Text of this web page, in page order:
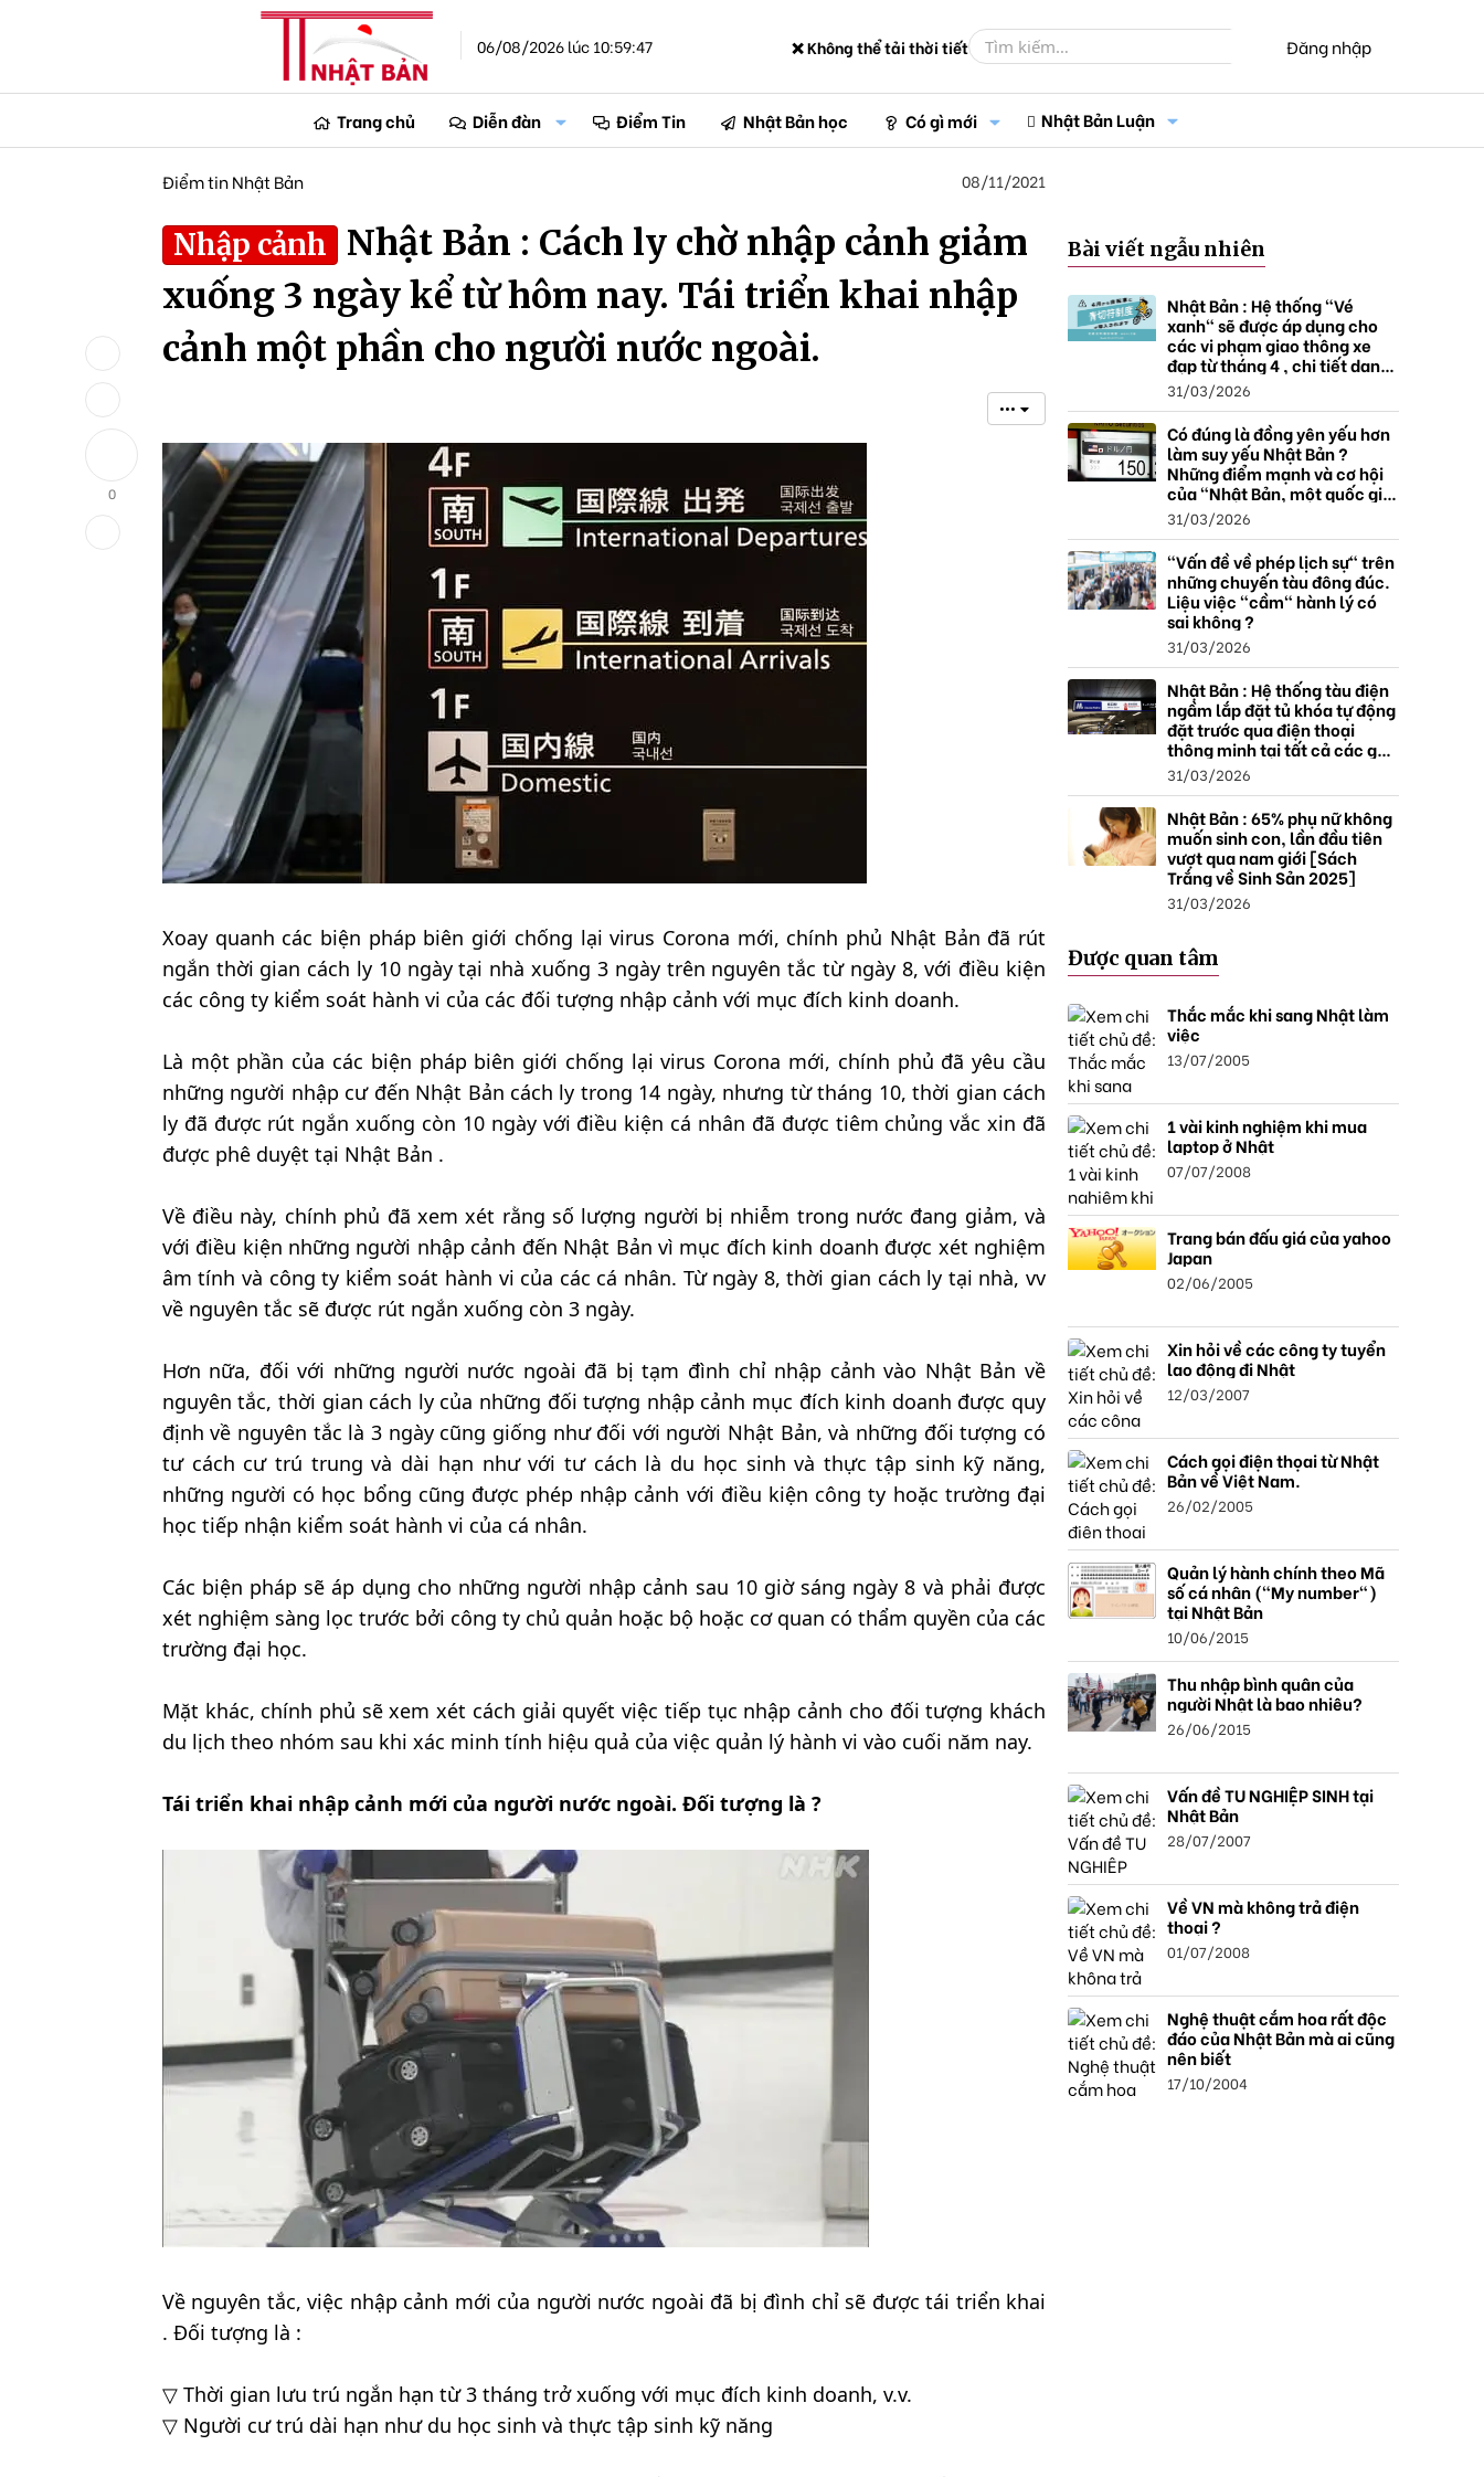
06/08/2026 lúc 10:59:47 ❌ Không thể tải thời tiết Đăng nhập
Trang chủ Diễn đàn Điểm Tin Nhật Bản học Có gì mới Nhật Bản Luận
0
Điểm tin Nhật Bản 08/11/2021
Nhập cảnh
Nhật Bản : Cách ly chờ nhập cảnh giảm
xuống 3 ngày kể từ hôm nay. Tái triển khai nhập
cảnh một phần cho người nước ngoài.
•••
Xoay quanh các biện pháp biên giới chống lại virus Corona mới, chính phủ Nhật Bản đã rút
ngắn thời gian cách ly 10 ngày tại nhà xuống 3 ngày trên nguyên tắc từ ngày 8, với điều kiện
các công ty kiểm soát hành vi của các đối tượng nhập cảnh với mục đích kinh doanh.
Là một phần của các biện pháp biên giới chống lại virus Corona mới, chính phủ đã yêu cầu
những người nhập cư đến Nhật Bản cách ly trong 14 ngày, nhưng từ tháng 10, thời gian cách
ly đã được rút ngắn xuống còn 10 ngày với điều kiện cá nhân đã được tiêm chủng vắc xin đã
được phê duyệt tại Nhật Bản .
Về điều này, chính phủ đã xem xét rằng số lượng người bị nhiễm trong nước đang giảm, và
với điều kiện những người nhập cảnh đến Nhật Bản vì mục đích kinh doanh được xét nghiệm
âm tính và công ty kiểm soát hành vi của các cá nhân. Từ ngày 8, thời gian cách ly tại nhà, vv
về nguyên tắc sẽ được rút ngắn xuống còn 3 ngày.
Hơn nữa, đối với những người nước ngoài đã bị tạm đình chỉ nhập cảnh vào Nhật Bản về
nguyên tắc, thời gian cách ly của những đối tượng nhập cảnh mục đích kinh doanh được quy
định về nguyên tắc là 3 ngày cũng giống như đối với người Nhật Bản, và những đối tượng có
tư cách cư trú trung và dài hạn như với tư cách là du học sinh và thực tập sinh kỹ năng,
những người có học bổng cũng được phép nhập cảnh với điều kiện công ty hoặc trường đại
học tiếp nhận kiểm soát hành vi của cá nhân.
Các biện pháp sẽ áp dụng cho những người nhập cảnh sau 10 giờ sáng ngày 8 và phải được
xét nghiệm sàng lọc trước bởi công ty chủ quản hoặc bộ hoặc cơ quan có thẩm quyền của các
trường đại học.
Mặt khác, chính phủ sẽ xem xét cách giải quyết việc tiếp tục nhập cảnh cho đối tượng khách
du lịch theo nhóm sau khi xác minh tính hiệu quả của việc quản lý hành vi vào cuối năm nay.
Tái triển khai nhập cảnh mới của người nước ngoài. Đối tượng là ?
Về nguyên tắc, việc nhập cảnh mới của người nước ngoài đã bị đình chỉ sẽ được tái triển khai
. Đối tượng là :
▽ Thời gian lưu trú ngắn hạn từ 3 tháng trở xuống với mục đích kinh doanh, v.v.
▽ Người cư trú dài hạn như du học sinh và thực tập sinh kỹ năng
Bài viết ngẫu nhiên
Nhật Bản : Hệ thống "Vé
xanh" sẽ được áp dụng cho
các vi phạm giao thông xe
đạp từ tháng 4 , chi tiết danh
sách và mức xử phạt.
31/03/2026
Có đúng là đồng yên yếu hơn
làm suy yếu Nhật Bản ?
Những điểm mạnh và cơ hội
của "Nhật Bản, một quốc gia
thặng dư".
31/03/2026
"Vấn đề về phép lịch sự" trên
những chuyến tàu đông đúc.
Liệu việc "cầm" hành lý có
sai không ?
31/03/2026
Nhật Bản : Hệ thống tàu điện
ngầm lắp đặt tủ khóa tự động
đặt trước qua điện thoại
thông minh tại tất cả các ga ,
mở rộng mạng lưới do nhu
cầu tăng.
31/03/2026
Nhật Bản : 65% phụ nữ không
muốn sinh con, lần đầu tiên
vượt qua nam giới [Sách
Trắng về Sinh Sản 2025]
31/03/2026
Được quan tâm
Thắc mắc khi sang Nhật làm
việc
13/07/2005
1 vài kinh nghiệm khi mua
laptop ở Nhật
07/07/2008
Trang bán đấu giá của yahoo
Japan
02/06/2005
Xin hỏi về các công ty tuyển
lao động đi Nhật
12/03/2007
Cách gọi điện thọai từ Nhật
Bản về Việt Nam.
26/02/2005
Quản lý hành chính theo Mã
số cá nhân ("My number")
tại Nhật Bản
10/06/2015
Thu nhập bình quân của
người Nhật là bao nhiêu?
26/06/2015
Vấn đề TU NGHIỆP SINH tại
Nhật Bản
28/07/2007
Về VN mà không trả điện
thoại ?
01/07/2008
Nghệ thuật cắm hoa rất độc
đáo của Nhật Bản mà ai cũng
nên biết
17/10/2004